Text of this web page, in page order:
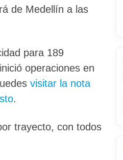
de Medellín a las
para 189
operaciones en
visitar la nota
.
trayecto, con todos